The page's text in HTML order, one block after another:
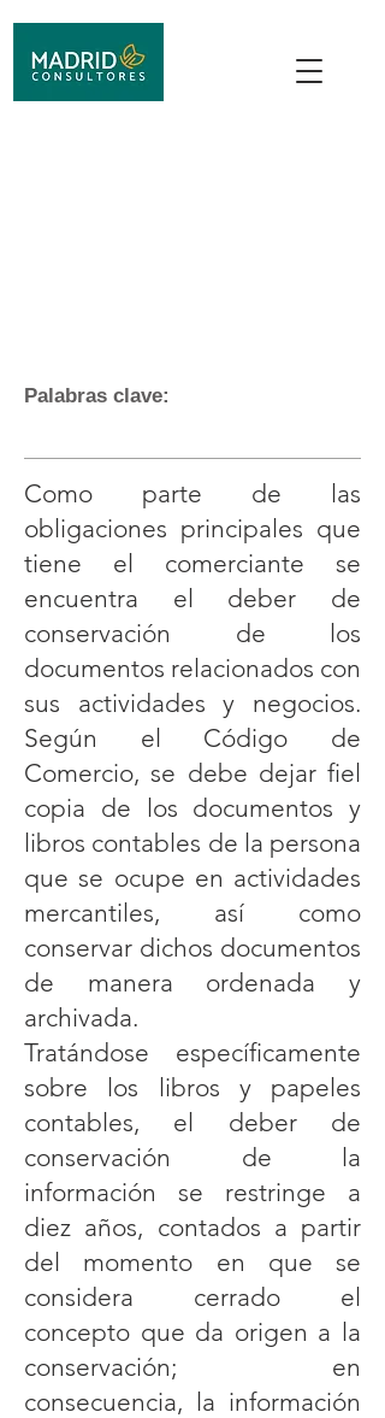
Palabras clave:
Como parte de las
obligaciones principales que
tiene el comerciante se
encuentra el deber de
conservación de los
documentos relacionados con
sus actividades y negocios.
Según el Código de
Comercio, se debe dejar fiel
copia de los documentos y
libros contables de la persona
que se ocupe en actividades
mercantiles, así como
conservar dichos documentos
de manera ordenada y
archivada.
Tratándose específicamente
sobre los libros y papeles
contables, el deber de
conservación de la
información se restringe a
diez años, contados a partir
del momento en que se
considera cerrado el
concepto que da origen a la
conservación; en
consecuencia, la información